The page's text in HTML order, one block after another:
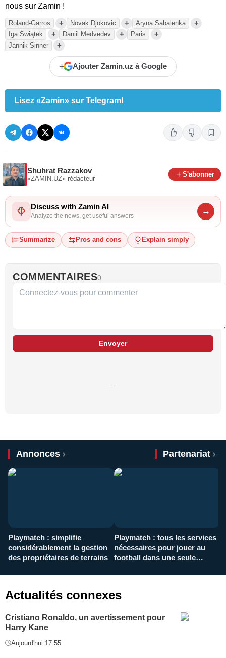
nous sur Zamin !
Roland-Garros + Novak Djokovic + Aryna Sabalenka +
Iga Świątek + Daniil Medvedev + Paris +
Jannik Sinner +
+ Ajouter Zamin.uz à Google
Lisez «Zamin» sur Telegram!
Shuhrat Razzakov
«ZAMIN.UZ» rédacteur
S'abonner
Discuss with Zamin AI
Analyze the news, get useful answers
→
Summarize Pros and cons Explain simply
COMMENTAIRES0
Envoyer
Annonces Partenariat
Playmatch : simplifie
considérablement la gestion
des propriétaires de terrains
Playmatch : tous les services
nécessaires pour jouer au
football dans une seule
Actualités connexes
Cristiano Ronaldo, un avertissement pour
Harry Kane
Aujourd'hui 17:55